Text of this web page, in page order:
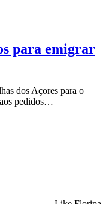
para emigrar
dos Açores para o
pedidos…